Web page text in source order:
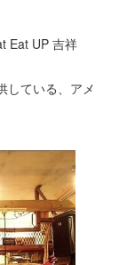
Eat UP 吉祥
している、アメ